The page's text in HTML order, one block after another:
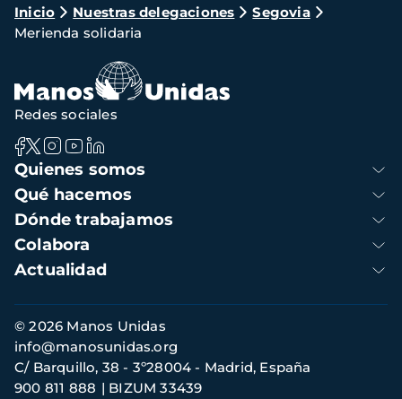
Ruta
de
navegación
Inicio Nuestras delegaciones
Segovia
Merienda solidaria
Navegación
principal
Quienes somos
Qué hacemos
Dónde trabajamos
Colabora
Actualidad
Redes sociales
Información
de
contacto
© 2026 Manos Unidas
C/ Barquillo, 38 - 3º28004 - Madrid, España
900 811 888
BIZUM 33439
info@manosunidas.org